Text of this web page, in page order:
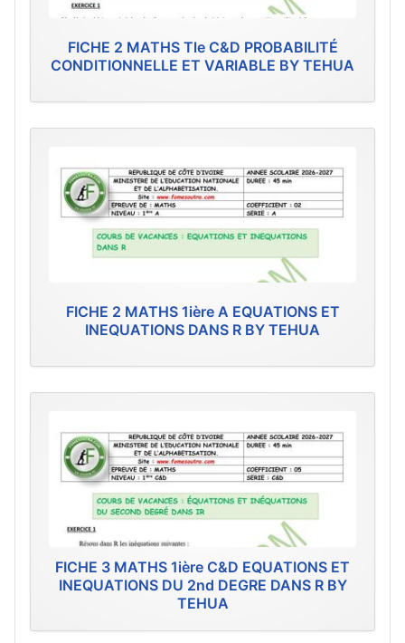
FICHE 2 MATHS Tle C&D PROBABILITÉ
CONDITIONNELLE ET VARIABLE BY TEHUA
FICHE 2 MATHS 1ière A EQUATIONS ET
INEQUATIONS DANS R BY TEHUA
FICHE 3 MATHS 1ière C&D EQUATIONS ET
INEQUATIONS DU 2nd DEGRE DANS R BY
TEHUA